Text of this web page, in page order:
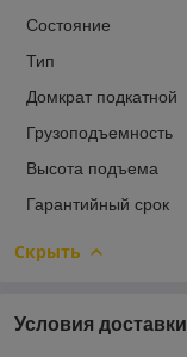
Состояние
Тип
Домкрат подкатной
Грузоподъемность
Высота подъема
Гарантийный срок
Скрыть
Условия доставки